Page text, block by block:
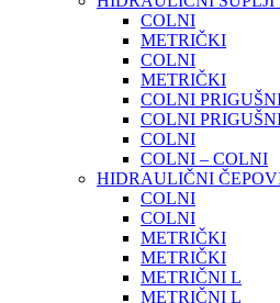
COLNI
METRIČKI
COLNI
METRIČKI
COLNI
COLNI
COLNI
COLNI – COLNI
HIDRAULIČNI
COLNI
COLNI
METRIČKI
METRIČKI
METRIČNI L
METRIČNI L